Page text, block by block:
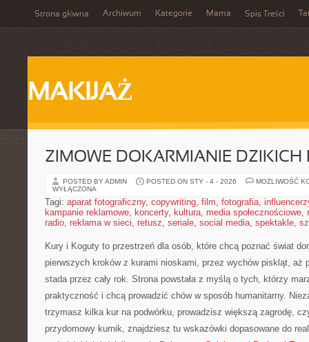
Strona główna Archiwum Kategorie Mama Spis Treści
MAKIJAŻ
ZIMOWE DOKARMIANIE DZIKICH
POSTED BY ADMIN POSTED ON STY - 4 - 2026
MOŻLIWOŚĆ
WYŁĄCZONA
Tagi: aparat fotograficzny, copywriting, film, fotografia,
kampanie reklamowe, koncerty, kultura, media społecznościowe,
radio, reklama w sieci, retusz, seriale, social media, spektakle,
Kury i Koguty to przestrzeń dla osób, które chcą poznać świat
pierwszych kroków z kurami nioskami, przez wychów piskląt, aż
stada przez cały rok. Strona powstała z myślą o tych, którzy
praktyczność i chcą prowadzić chów w sposób humanitarny.
trzymasz kilka kur na podwórku, prowadzisz większą zagrodę,
przydomowy kurnik, znajdziesz tu wskazówki dopasowane do